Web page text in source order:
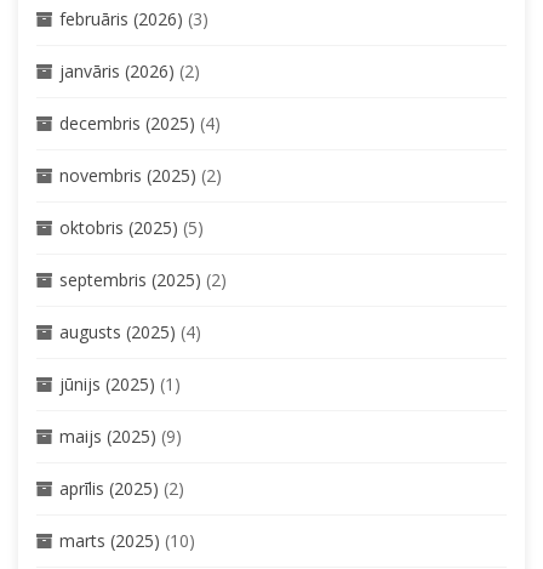
februāris (2026) (3)
janvāris (2026) (2)
decembris (2025) (4)
novembris (2025) (2)
oktobris (2025) (5)
septembris (2025) (2)
augusts (2025) (4)
jūnijs (2025) (1)
maijs (2025) (9)
aprīlis (2025) (2)
marts (2025) (10)